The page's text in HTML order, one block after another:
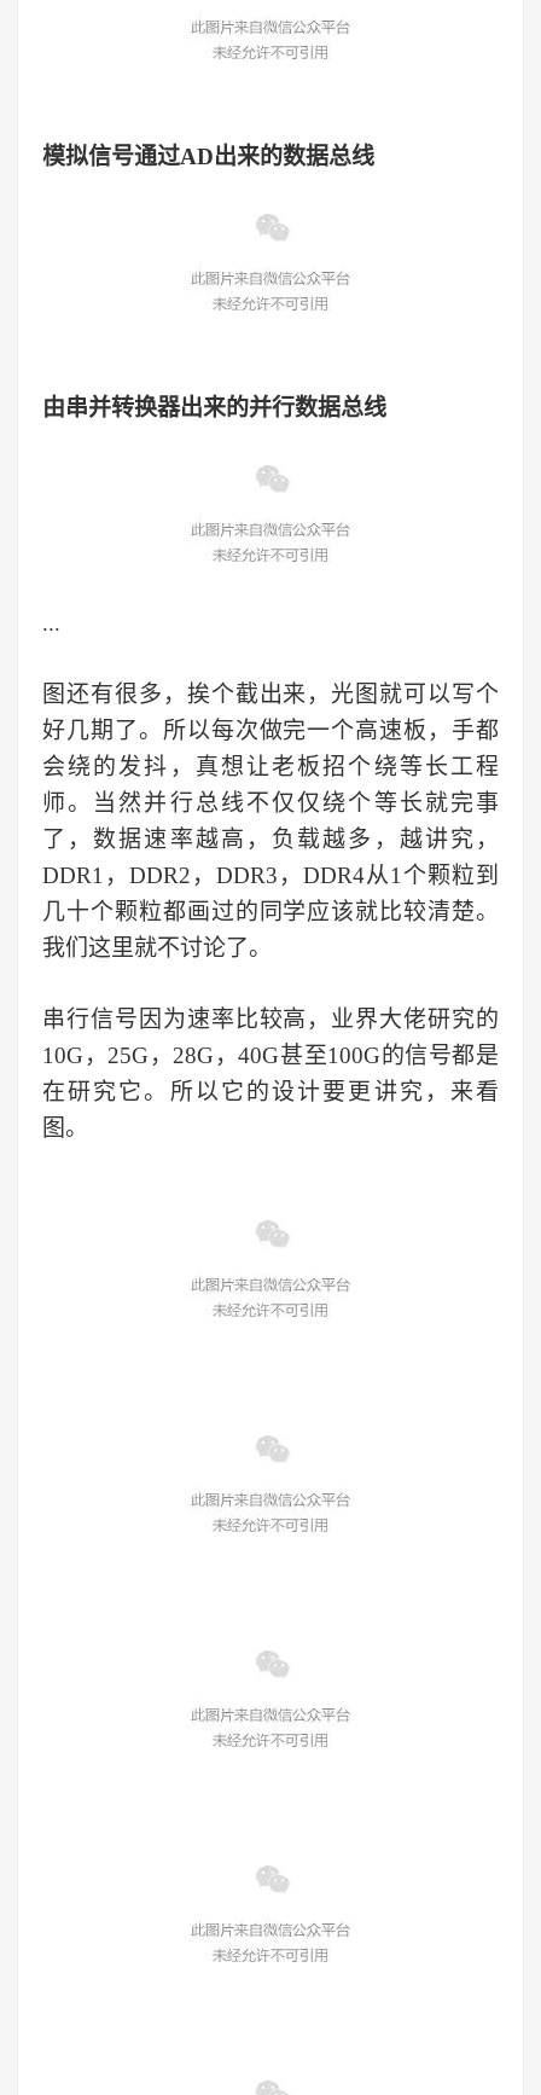
模拟信号通过AD出来的数据总线
由串并转换器出来的并行数据总线
...
图还有很多，挨个截出来，光图就可以写个
好几期了。所以每次做完一个高速板，手都
会绕的发抖，真想让老板招个绕等长工程
师。当然并行总线不仅仅绕个等长就完事
了，数据速率越高，负载越多，越讲究，
DDR1，DDR2，DDR3，DDR4从1个颗粒到
几十个颗粒都画过的同学应该就比较清楚。
我们这里就不讨论了。
串行信号因为速率比较高，业界大佬研究的
10G ， 25G ， 28G ，40G甚至100G的信号都是
在研究它。所以它的设计要更讲究，来看
图。